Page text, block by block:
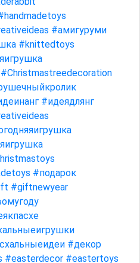
#амигуруми
#knittedtoys
#Christmastreedecoration
#идеядлянг
#подарок
#giftnewyear
#декор
#easterdecor #eastertoys